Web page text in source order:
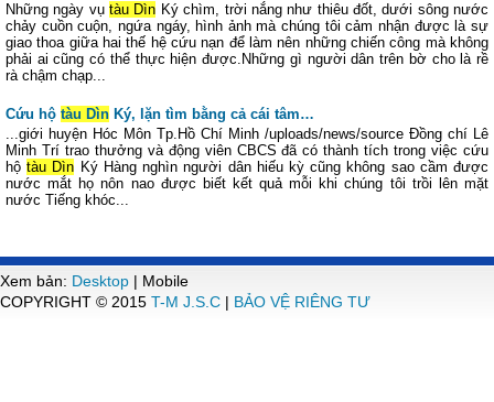
Những ngày vụtàu Dìn Ký chìm, trời nắng như thiêu đốt, dưới sông nước
chảy cuồn cuộn, ngứa ngáy, hình ảnh mà chúng tôi cảm nhận được là sự
giao thoa giữa hai thế hệ cứu nạn để làm nên những chiến công mà không
phải ai cũng có thể thực hiện được.Những gì người dân trên bờ cho là rề
rà chậm chạp...
Cứu hộ tàu Dìn Ký, lặn tìm bằng cả cái tâm…
...giới huyện Hóc Môn Tp.Hồ Chí Minh /uploads/news/source Đồng chí Lê
Minh Trí trao thưởng và động viên CBCS đã có thành tích trong việc cứu
hộtàu Dìn Ký Hàng nghìn người dân hiếu kỳ cũng không sao cầm được
nước mắt họ nôn nao được biết kết quả mỗi khi chúng tôi trồi lên mặt
nước Tiếng khóc...
Xem bản: Desktop | Mobile
COPYRIGHT © 2015 T-M J.S.C | BẢO VỆ RIÊNG TƯ